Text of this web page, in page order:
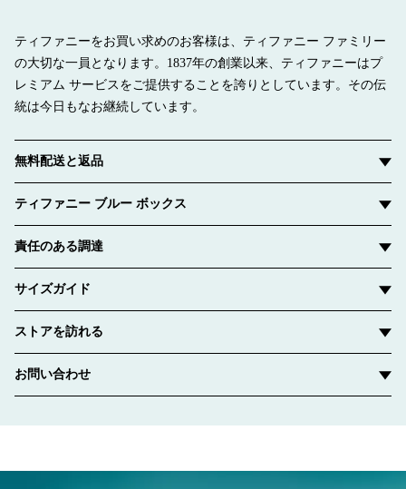
ティファニーをお買い求めのお客様は、ティファニー ファミリー
の大切な一員となります。1837年の創業以来、ティファニーはプ
レミアム サービスをご提供することを誇りとしています。その伝
統は今日もなお継続しています。
無料配送と返品
ティファニー ブルー ボックス
責任のある調達
サイズガイド
ストアを訪れる
お問い合わせ